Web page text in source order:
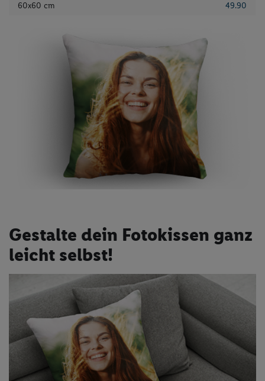
60x60 cm
49.90
Gestalte dein Fotokissen ganz
leicht selbst!